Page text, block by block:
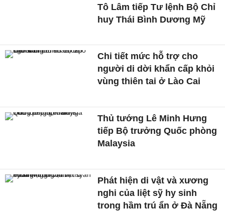
Tô Lâm tiếp Tư lệnh Bộ Chỉ
huy Thái Bình Dương Mỹ
Chi tiết mức hỗ trợ cho
người di dời khẩn cấp khỏi
vùng thiên tai ở Lào Cai
Thủ tướng Lê Minh Hưng
tiếp Bộ trưởng Quốc phòng
Malaysia
Phát hiện di vật và xương
nghi của liệt sỹ hy sinh
trong hầm trú ẩn ở Đà Nẵng